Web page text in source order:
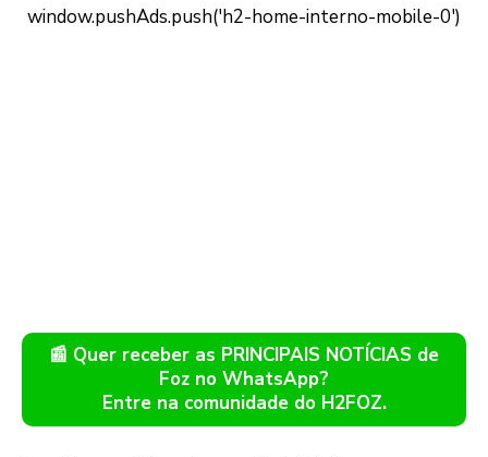
📰 Quer receber as PRINCIPAIS NOTÍCIAS de
Foz no WhatsApp?
Entre na comunidade do H2FOZ.